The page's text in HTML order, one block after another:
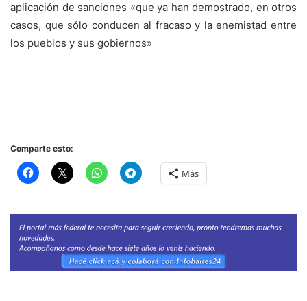
aplicación de sanciones «que ya han demostrado, en otros
casos, que sólo conducen al fracaso y la enemistad entre
los pueblos y sus gobiernos»
Comparte esto:
Más